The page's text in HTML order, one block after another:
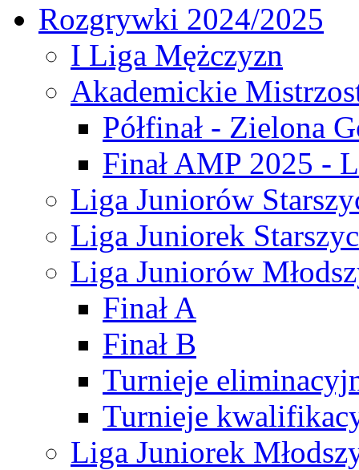
Rozgrywki 2024/2025
I Liga Mężczyzn
Akademickie
Półfinał - Zielona
Finał AMP 2025 -
Liga Juniorów
Liga Juniorek
Liga Juniorów
Finał A
Finał B
Turnieje
Turnieje
Liga Juniorek